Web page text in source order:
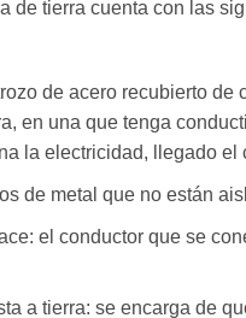
de tierra cuenta con las
de acero recubierto de
en una que tenga
la electricidad, llegado el
de metal que no están
el conductor que se
a tierra: se encarga de